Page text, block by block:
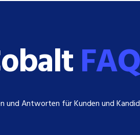
und Antworten für Kunden und